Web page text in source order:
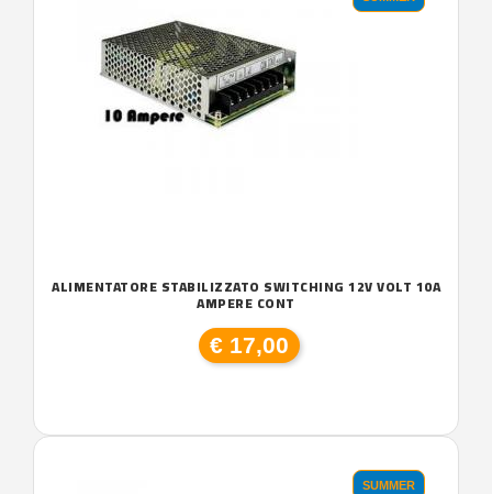
ALIMENTATORE STABILIZZATO SWITCHING 12V VOLT 10A
AMPERE CONT
€ 17,00
SUMMER